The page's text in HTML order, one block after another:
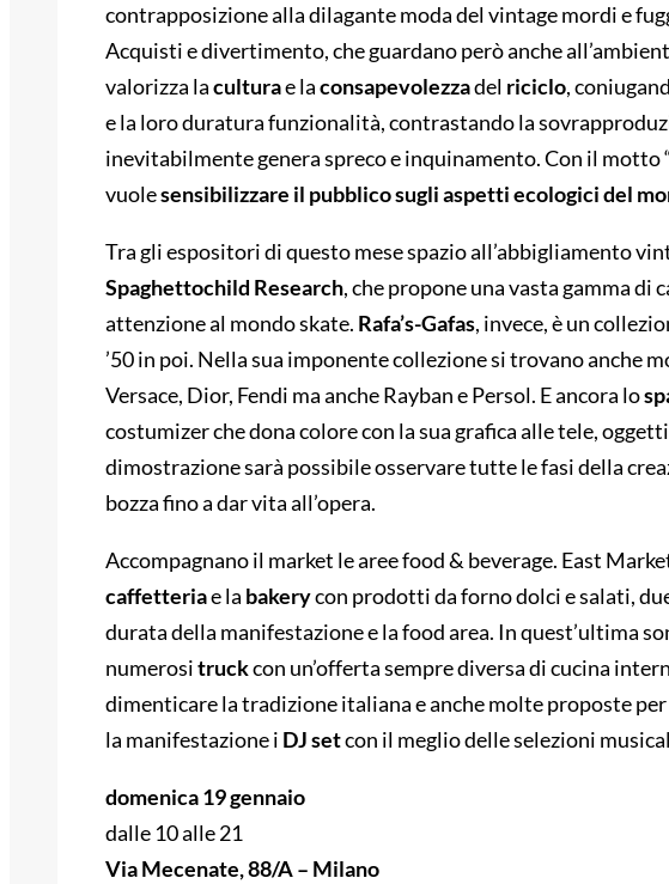
contrapposizione alla dilagante moda del vintage mordi e
Acquisti e divertimento, che guardano però anche
valorizza laculturae laconsapevolezzadel riciclo,
e la loro duratura funzionalità, contrastando la
inevitabilmente genera spreco e inquinamento. Con il motto
vuolesensibilizzare il pubblico sugli aspetti ecologici del
Tra gli espositori di questo mese spazio all’abbigliamento
Spaghettochild Research, che propone una vasta gamma di
attenzione al mondo skate. Rafa’s-Gafas, invece, è un
’50 in poi. Nella sua imponente collezione si trovano anche
Versace, Dior, Fendi ma anche Rayban e Persol. E ancora lo
costumizer che dona colore con la sua grafica alle tele,
dimostrazione sarà possibile osservare tutte le fasi della
bozza fino a dar vita all’opera.
Accompagnano il market le aree food & beverage. East
caffetteriae la bakerycon prodotti da forno dolci e salati,
durata della manifestazione e la food area. In quest’ultima
numerositruckcon un’offerta sempre diversa di cucina
dimenticare la tradizione italiana e anche molte proposte
la manifestazione i DJ setcon il meglio delle selezioni
domenica 19 gennaio
dalle 10 alle 21
Via Mecenate, 88/A – Milano